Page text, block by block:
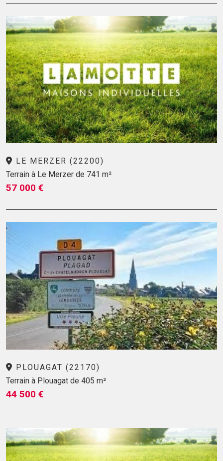
LE MERZER (22200)
Terrain à Le Merzer de 741 m²
57 000 €
PLOUAGAT (22170)
Terrain à Plouagat de 405 m²
44 500 €